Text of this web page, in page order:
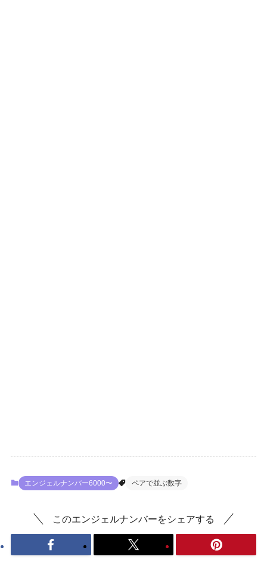
エンジェルナンバー6000〜 ペアで並ぶ数字
このエンジェルナンバーをシェアする